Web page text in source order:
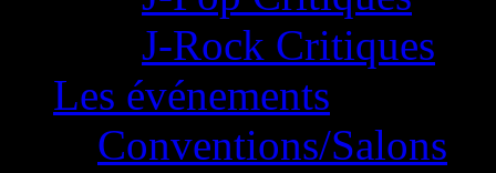
J-Rock Critiques
Les événements
Conventions/Salons